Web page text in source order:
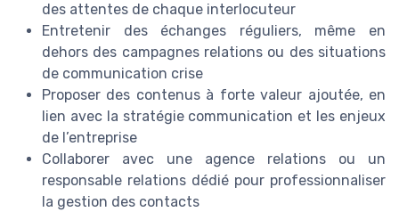
des attentes de chaque interlocuteur
Entretenir des échanges réguliers, même en
dehors des campagnes relations ou des situations
de communication crise
Proposer des contenus à forte valeur ajoutée, en
lien avec la stratégie communication et les enjeux
de l’entreprise
Collaborer avec une agence relations ou un
responsable relations dédié pour professionnaliser
la gestion des contacts